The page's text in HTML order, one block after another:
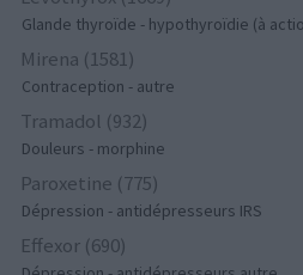
Glande thyroïde - hypothyroïdie (à
Mirena (1581)
Contraception - autre
Tramadol (932)
Douleurs - morphine
Paroxetine (775)
Dépression - antidépresseurs IRS
Effexor (690)